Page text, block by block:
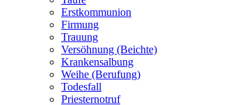
Erstkommunion
Firmung
Trauung
Versöhnung (Beichte)
Krankensalbung
Weihe (Berufung)
Todesfall
Priesternotruf